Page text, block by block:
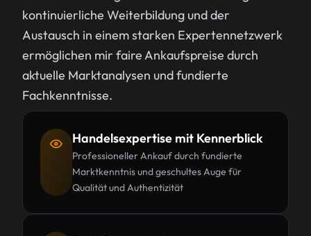
kontinuierliche Weiterbildung und der
Austausch in einem starken Expertennetzwerk
ermöglichen mir faire Ankaufspreise durch
aktuelle Marktanalysen und fundierte
Fachkenntnisse.
Handelsexpertise mit Kennerblick
Professioneller Ankauf durch fundierte
Marktkenntnis und geschultes Auge für
Qualität und Authentizität